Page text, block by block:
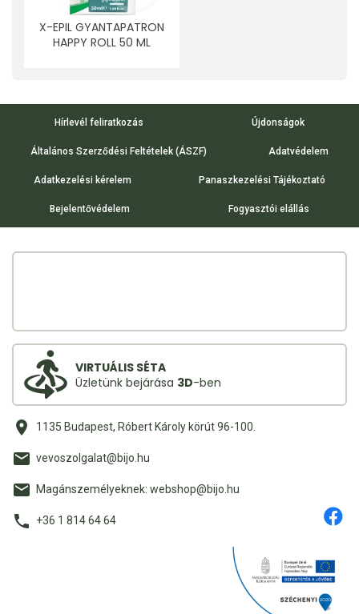
X-EPIL GYANTAPATRON
HAPPY ROLL 50 ML
Hírlevél feliratkozás Újdonságok
Általános Szerződési Feltételek (ÁSZF) Adatvédelem
Adatkezelési kérelem Panaszkezelési Tájékoztató
Bejelentővédelem Fogyasztói elállás
VIRTUÁLIS SÉTA
Üzletünk bejárása 3D-ben
1135 Budapest, Róbert Károly körút 96-100.
vevoszolgalat@bijo.hu
Magánszemélyeknek: webshop@bijo.hu
+36 1 814 64 64